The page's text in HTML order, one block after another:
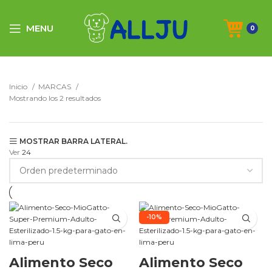
MENU 0
Inicio
MARCAS
Mostrando los 2 resultados
MOSTRAR BARRA LATERAL.
Ver 24
Alimento Seco
-10%
Alimento Seco